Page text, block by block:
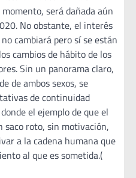
será dañada aún
No obstante, el interés
cambiará pero sí se están
cambios de hábito de los
Sin un panorama claro,
de ambos sexos, se
de continuidad
el ejemplo de que el
saco roto, sin motivación,
a la cadena humana que
al que es sometida.(